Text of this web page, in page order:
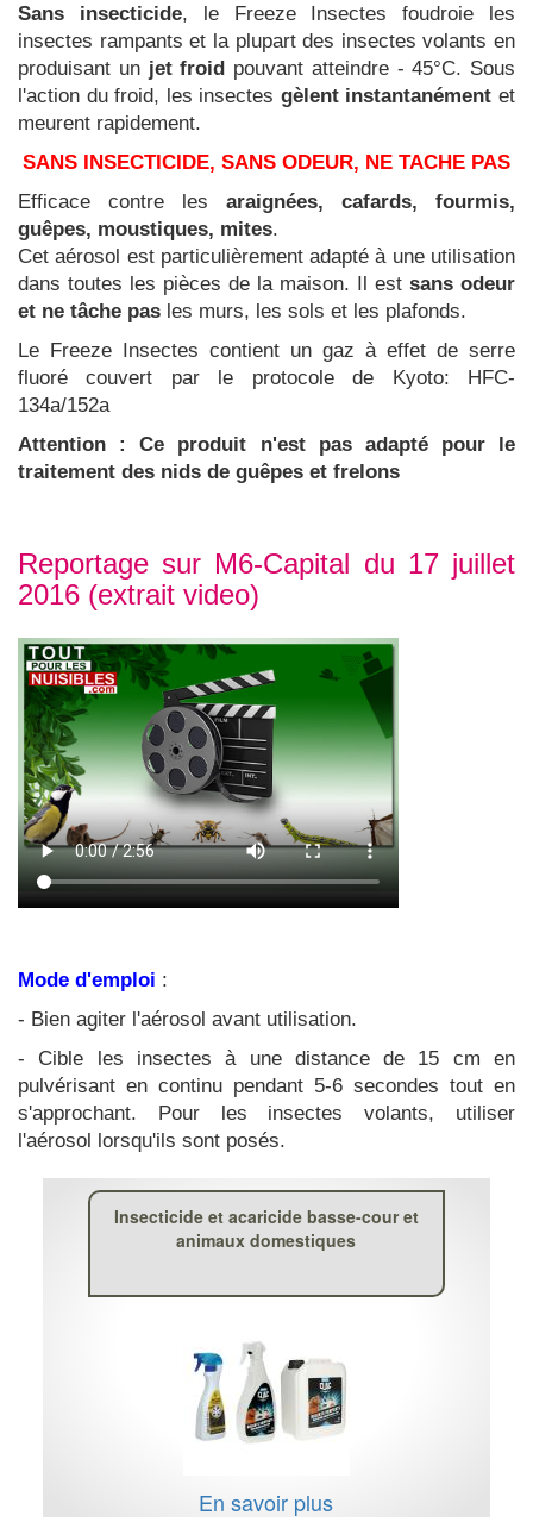
Sans insecticide, le Freeze Insectes foudroie les
insectes rampants et la plupart des insectes volants en
produisant un jet froid pouvant atteindre - 45°C. Sous
l'action du froid, les insectes gèlent instantanément et
meurent rapidement.
SANS INSECTICIDE, SANS ODEUR, NE TACHE PAS
Efficace contre les araignées, cafards, fourmis,
guêpes, moustiques, mites.
Cet aérosol est particulièrement adapté à une utilisation
dans toutes les pièces de la maison. Il est sans odeur
et ne tâche pas les murs, les sols et les plafonds.
Le Freeze Insectes contient un gaz à effet de serre
fluoré couvert par le protocole de Kyoto: HFC-
134a/152a
Attention : Ce produit n'est pas adapté pour le
traitement des nids de guêpes et frelons
Reportage sur M6-Capital du 17 juillet
2016 (extrait video)
Mode d'emploi :
- Bien agiter l'aérosol avant utilisation.
- Cible les insectes à une distance de 15 cm en
pulvérisant en continu pendant 5-6 secondes tout en
s'approchant. Pour les insectes volants, utiliser
l'aérosol lorsqu'ils sont posés.
Insecticide et acaricide basse-cour et
animaux domestiques
En savoir plus